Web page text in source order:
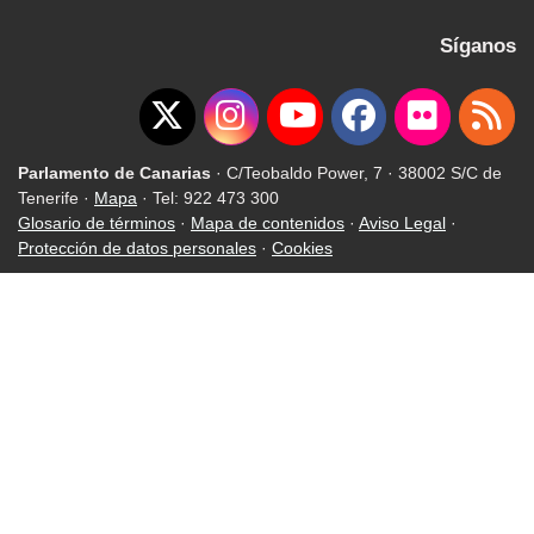
Síganos
Parlamento de Canarias · C/Teobaldo Power, 7 · 38002 S/C de
Tenerife · Mapa · Tel: 922 473 300
Glosario de términos · Mapa de contenidos · Aviso Legal ·
Protección de datos personales · Cookies